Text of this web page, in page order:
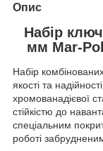
Опис
Набір
мм Mar-
Набір
якості та
хромованадієвої
стійкістю до
спеціальним
роботі